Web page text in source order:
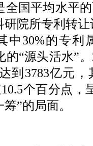
全国平均水平
院所专利转
中30%的专利
“源头活水”
到3783亿元
个百分点，
”的局面。